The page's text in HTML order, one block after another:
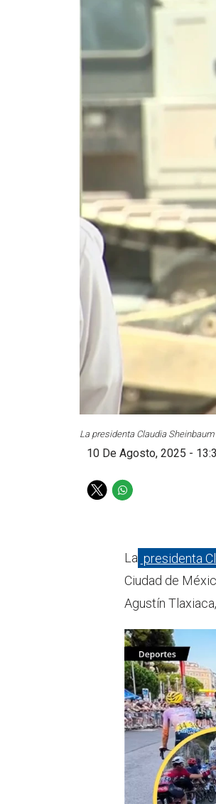
La presidenta Claudia
10 De Agosto, 2025 -
T
W
s
p
p
La presidenta
Ciudad de
Agustín